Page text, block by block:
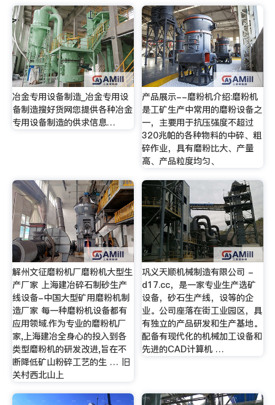
冶金专用设备制造_冶金专用设
备制造搜好货网您提供各种冶金
专用设备制造的供求信息…
产品展示--磨粉机介绍:磨粉机
是工矿生产中常用的磨粉设备之
一，主要用于抗压强度不超过
320兆帕的各种物料的中碎、粗
碎作业，具有磨粉比大、产量
高、产品粒度均匀、
解州文征磨粉机厂磨粉机大型生
产厂家 上海建冶碎石制砂生产
线设备-中国大型矿用磨粉机制
造厂家 每一种磨粉机设备都有
应用领域.作为专业的磨粉机厂
家,上海建冶全身心的投入到各
类型磨粉机的研发改进,旨在不
断降低矿山粉碎工艺的生 … 旧
关村西北山上
巩义天顺机械制造有限公司 -
d17.cc，是一家专业生产选矿
设备，砂石生产线，设等的企
业。公司座落在街工业园区，具
有独立的产品研发和生产基地。
配备有现代化的机械加工设备和
先进的CAD计算机 …